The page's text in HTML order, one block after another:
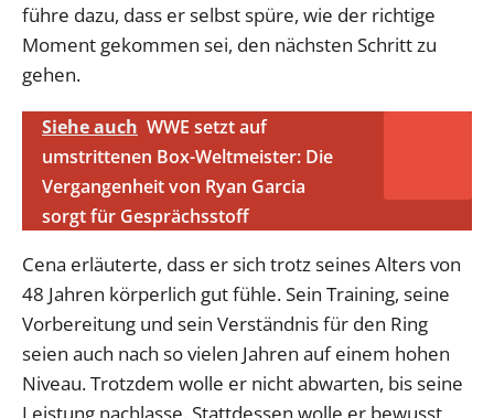
führe dazu, dass er selbst spüre, wie der richtige
Moment gekommen sei, den nächsten Schritt zu
gehen.
Siehe auch WWE setzt auf
umstrittenen Box-Weltmeister: Die
Vergangenheit von Ryan Garcia
sorgt für Gesprächsstoff
Cena erläuterte, dass er sich trotz seines Alters von
48 Jahren körperlich gut fühle. Sein Training, seine
Vorbereitung und sein Verständnis für den Ring
seien auch nach so vielen Jahren auf einem hohen
Niveau. Trotzdem wolle er nicht abwarten, bis seine